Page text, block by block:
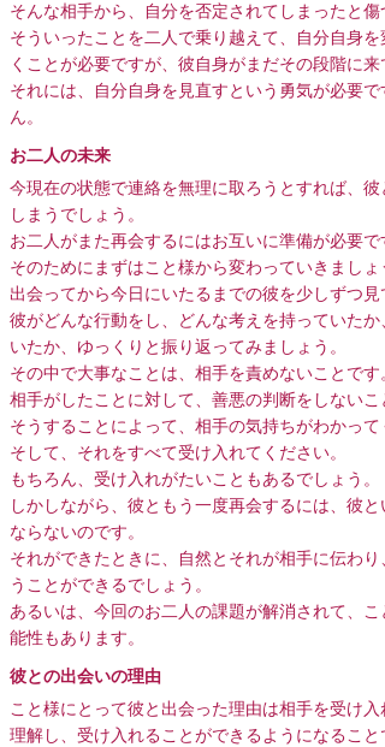
そんな相手から、自分を否定されてしまったと傷
そういったことを二人で乗り越えて、自分自身
くことが必要ですが、彼自身がまだその段階に来
それには、自分自身を見直すという勇気が必要
ん。
お二人の未来
今現在の状態で連絡を無理に取ろうとすれば、
しまうでしょう。
お二人がまた再会するにはお互いに準備が必要で
そのためにまずはこと様から変わっていきましょ
出会ってから今日にいたるまでの彼を少しずつ見
彼がどんな行動をし、どんな考えを持っていた
いたか、ゆっくりと振り返ってみましょう。
その中で大事なことは、相手を責めないことです
相手がしたことに対して、善悪の判断をしないこ
そうすることによって、相手の気持ちがわかって
そして、それをすべて受け入れてください。
もちろん、受け入れがたいこともあるでしょう。
しかしながら、彼ともう一度再会するには、彼
ならないのです。
それができたときに、自然とそれが相手に伝わ
うことができるでしょう。
あるいは、今回のお二人の課題が解消されて、
能性もあります。
彼との出会いの理由
こと様にとって彼と出会った理由は相手を受け
理解し、受け入れることができるようになること